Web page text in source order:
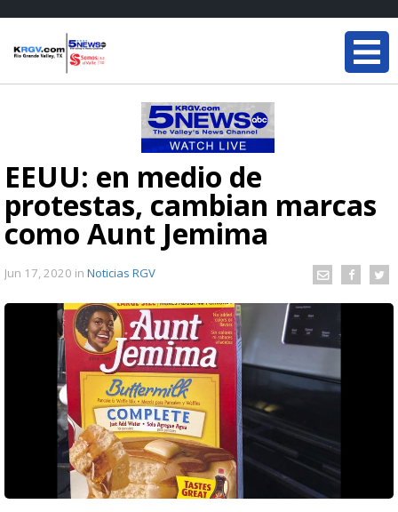
EEUU: en medio de
protestas, cambian marcas
como Aunt Jemima
Jun 17, 2020 in Noticias RGV